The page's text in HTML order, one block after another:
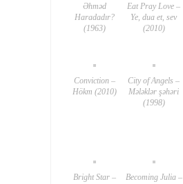
Əhməd
Haradadır?
(1963)
Eat Pray Love –
Ye, dua et, sev
(2010)
Conviction –
Hökm (2010)
City of Angels –
Mələklər şəhəri
(1998)
Bright Star –
Becoming Julia –